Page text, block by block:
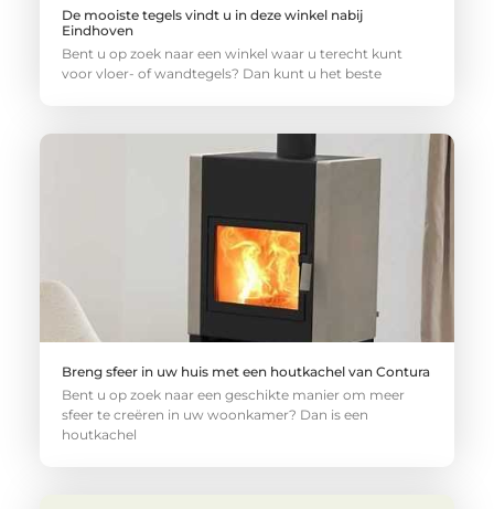
De mooiste tegels vindt u in deze winkel nabij
Eindhoven
Bent u op zoek naar een winkel waar u terecht kunt
voor vloer- of wandtegels? Dan kunt u het beste
Breng sfeer in uw huis met een houtkachel van Contura
Bent u op zoek naar een geschikte manier om meer
sfeer te creëren in uw woonkamer? Dan is een
houtkachel